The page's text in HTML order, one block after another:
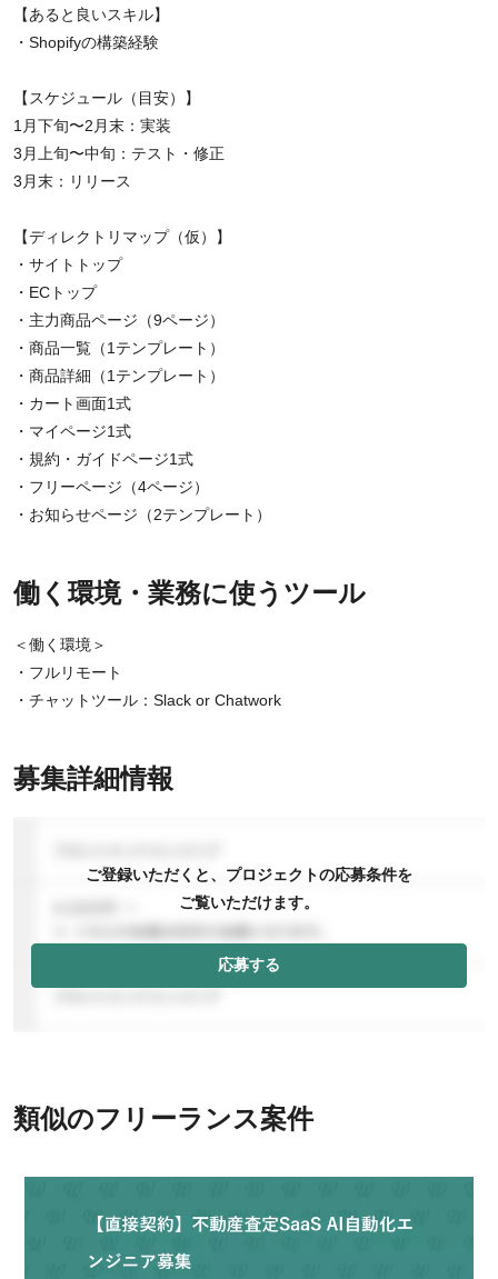
【あると良いスキル】
・Shopifyの構築経験
【スケジュール（目安）】
1月下旬〜2月末：実装
3月上旬〜中旬：テスト・修正
3月末：リリース
【ディレクトリマップ（仮）】
・サイトトップ
・ECトップ
・主力商品ページ（9ページ）
・商品一覧（1テンプレート）
・商品詳細（1テンプレート）
・カート画面1式
・マイページ1式
・規約・ガイドページ1式
・フリーページ（4ページ）
・お知らせページ（2テンプレート）
働く環境・業務に使うツール
＜働く環境＞
・フルリモート
・チャットツール：Slack or Chatwork
募集詳細情報
ご登録いただくと、プロジェクトの応募条件を
ご覧いただけます。
応募する
類似のフリーランス案件